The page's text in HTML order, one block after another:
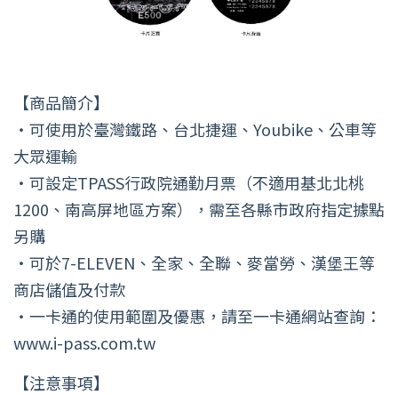
【商品簡介】
・可使用於臺灣鐵路、台北捷運、Youbike、公車等
大眾運輸
・可設定TPASS行政院通勤月票（不適用基北北桃
1200、南高屏地區方案），需至各縣市政府指定據點
另購
・可於7-ELEVEN、全家、全聯、麥當勞、漢堡王等
商店儲值及付款
・一卡通的使用範圍及優惠，請至一卡通網站查詢：
www.i-pass.com.tw
【注意事項】